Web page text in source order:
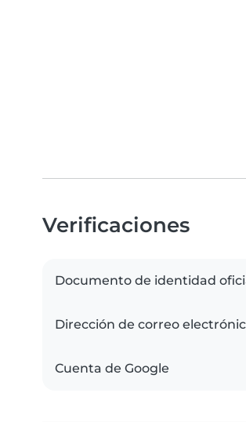
Verificaciones
Documento de identidad
Dirección de correo
Cuenta de Google